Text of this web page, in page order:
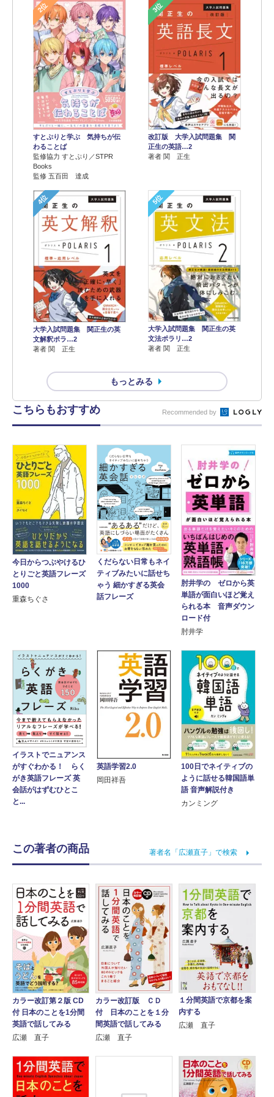
2位
すとぷりと学ぶ 気持ちが伝
わることば
監修協力 すとぷり／STPR
Books
監修 五百田 達成
3位
改訂版 大学入試問題集 関
正生の英語…2
著者 関 正生
4位
大学入試問題集 関正生の英
文解釈ポラ…2
著者 関 正生
5位
大学入試問題集 関正生の英
文法ポラリ…2
著者 関 正生
もっとみる
こちらもおすすめ Recommended by
今日からつぶやけるひ
とりごと英語フレーズ
1000
重森ちぐさ
くだらない日常もネイ
ティブみたいに話せち
ゃう 細かすぎる英会
話フレーズ
肘井学の ゼロから英
単語が面白いほど覚え
られる本 音声ダウン
ロード付
肘井学
イラストでニュアンス
がすぐわかる！ らく
がき英語フレーズ 英
会話がはずむひとこ
と...
英語学習2.0
岡田祥吾
100日でネイティブの
ように話せる韓国語単
語 音声解説付き
カンミング
この著者の商品 著者名「広瀬直子」で検索
カラー改訂第２版 CD
付 日本のことを1分間
英語で話してみる
広瀬 直子
カラー改訂版 ＣＤ
付 日本のことを１分
間英語で話してみる
広瀬 直子
１分間英語で京都を案
内する
広瀬 直子